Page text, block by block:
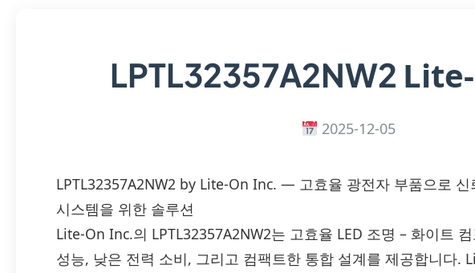
LPTL32357A2NW2
2025-12-05
LPTL32357A2NW2 by Lite-On Inc. — 고효율 광전자 부품으로
시스템을 위한 솔루션
Lite-On Inc.의 LPTL32357A2NW2는 고효율 LED 조명 – 화이트
성능, 낮은 전력 소비, 그리고 컴팩트한 통합 설계를 제공합니다.